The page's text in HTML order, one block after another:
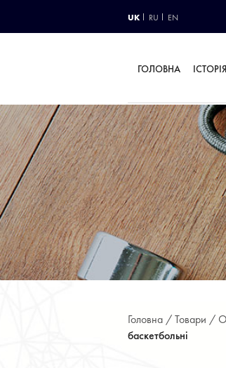
UK RU EN
ГОЛОВНА
Головна /Товари /
баскетбольні